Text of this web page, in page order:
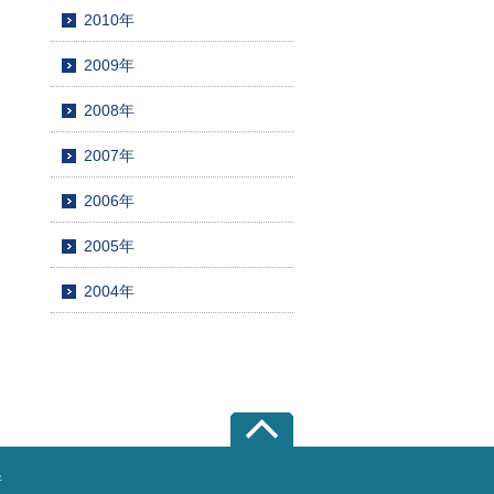
2010年
2009年
2008年
2007年
2006年
2005年
2004年